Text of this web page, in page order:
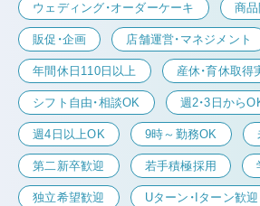
ウェディング・オーダーケーキ 商
販促・企画 店舗運営・マネジメント
年間休日110日以上 産休・育休取得
シフト自由・相談OK 週2・3日から
週4日以上OK 9時～勤務OK
第二新卒歓迎 若手積極採用
独立希望歓迎 Uターン・Iターン歓迎